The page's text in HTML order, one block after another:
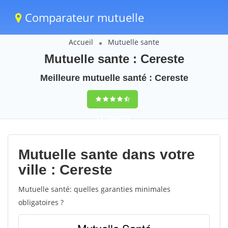
Comparateur mutuelle
Accueil Mutuelle sante
Mutuelle sante : Cereste
Meilleure mutuelle santé : Cereste
9,5(100%)23
votes
Mutuelle sante dans votre
ville : Cereste
Mutuelle santé: quelles garanties minimales
obligatoires ?